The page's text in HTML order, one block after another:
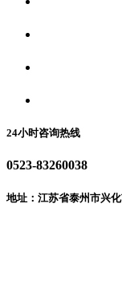
24小时咨询热线
0523-83260038
地址：江苏省泰州市兴